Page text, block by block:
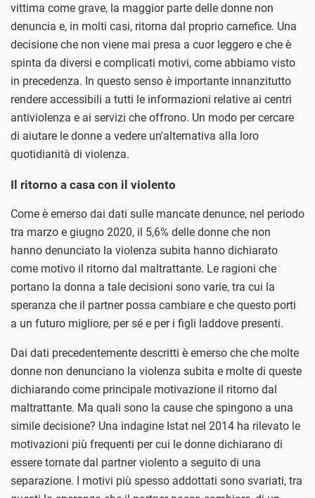
vittima come grave, la maggior parte delle donne non
denuncia e, in molti casi, ritorna dal proprio carnefice. Una
decisione che non viene mai presa a cuor leggero e che è
spinta da diversi e complicati motivi, come abbiamo visto
in precedenza. In questo senso è importante innanzitutto
rendere accessibili a tutti le informazioni relative ai centri
antiviolenza e ai servizi che offrono. Un modo per cercare
di aiutare le donne a vedere un'alternativa alla loro
quotidianità di violenza.
Il ritorno a casa con il violento
Come è emerso dai dati sulle mancate denunce, nel periodo
tra marzo e giugno 2020, il 5,6% delle donne che non
hanno denunciato la violenza subita hanno dichiarato
come motivo il ritorno dal maltrattante. Le ragioni che
portano la donna a tale decisioni sono varie, tra cui la
speranza che il partner possa cambiare e che questo porti
a un futuro migliore, per sé e per i figli laddove presenti.
Dai dati precedentemente descritti è emerso che che molte
donne non denunciano la violenza subita e molte di queste
dichiarando come principale motivazione il ritorno dal
maltrattante. Ma quali sono la cause che spingono a una
simile decisione? Una indagine Istat nel 2014 ha rilevato le
motivazioni più frequenti per cui le donne dichiarano di
essere tornate dal partner violento a seguito di una
separazione. I motivi più spesso addottati sono svariati, tra